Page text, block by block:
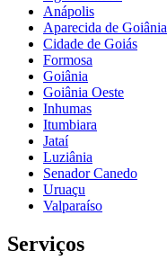
Anápolis
Aparecida de Goiânia
Cidade de Goiás
Formosa
Goiânia
Goiânia Oeste
Inhumas
Itumbiara
Jataí
Luziânia
Senador Canedo
Uruaçu
Valparaíso
Serviços